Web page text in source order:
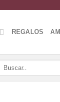
REGALOS
Buscar